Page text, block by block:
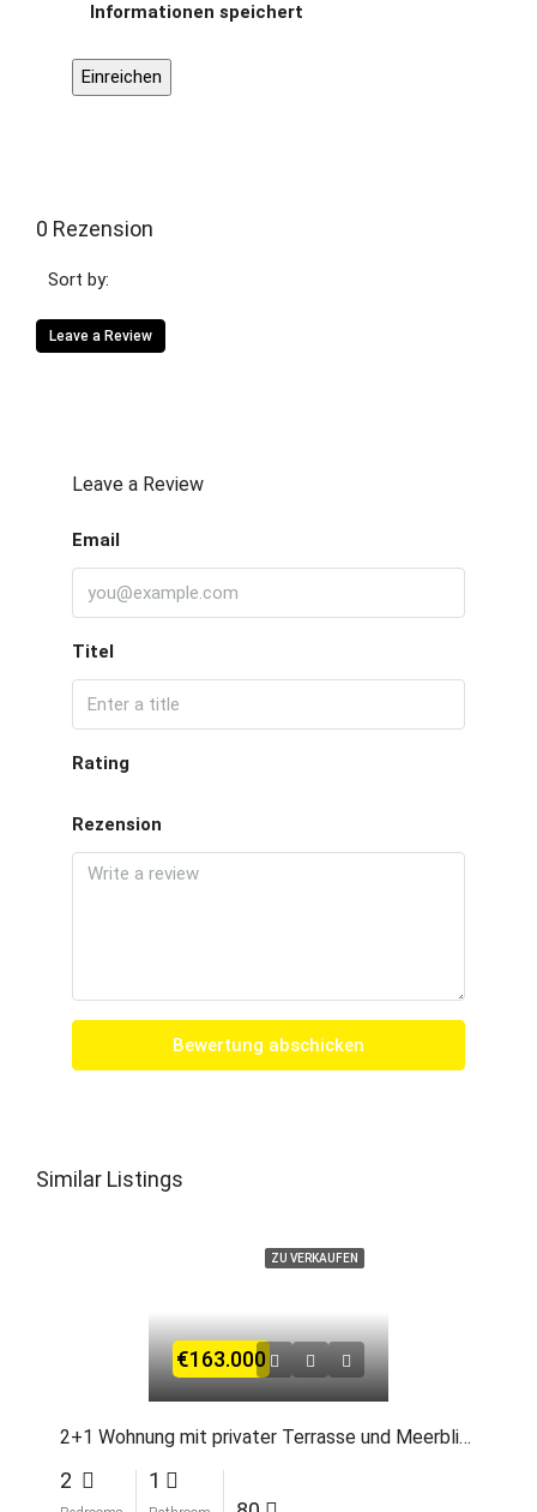
Informationen speichert
0 Rezension
Sort by:
Leave a Review
Leave a Review
Email
Titel
Rating
Rezension
Bewertung abschicken
Similar Listings
ZU VERKAUFEN
€163.000
2+1 Wohnung mit privater Terrasse und Meerblick in Alsancak
2 1